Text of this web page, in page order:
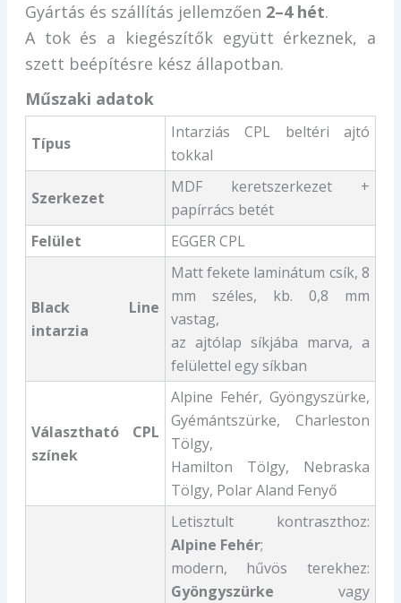
Gyártás és szállítás jellemzően 2–4 hét.
A tok és a kiegészítők együtt érkeznek, a
szett beépítésre kész állapotban.
Műszaki adatok
Típus
Intarziás CPL beltéri ajtó
tokkal
Szerkezet
MDF keretszerkezet +
papírrács betét
Felület
EGGER CPL
Black Line
intarzia
Matt fekete laminátum csík, 8
mm széles, kb. 0,8 mm
vastag,
az ajtólap síkjába marva, a
felülettel egy síkban
Választható CPL
színek
Alpine Fehér, Gyöngyszürke,
Gyémántszürke, Charleston
Tölgy,
Hamilton Tölgy, Nebraska
Tölgy, Polar Aland Fenyő
Letisztult kontraszthoz:
Alpine Fehér;
modern, hűvös terekhez:
Gyöngyszürke vagy